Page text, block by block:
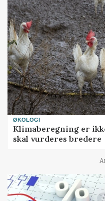
ØKOLOGI
Klimaberegning er
skal vurderes bredere